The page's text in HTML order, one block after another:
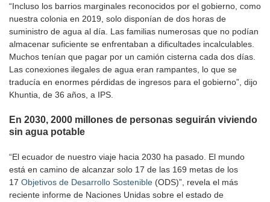
“Incluso los barrios marginales reconocidos por el gobierno, como
nuestra colonia en 2019, solo disponían de dos horas de
suministro de agua al día. Las familias numerosas que no podían
almacenar suficiente se enfrentaban a dificultades incalculables.
Muchos tenían que pagar por un camión cisterna cada dos días.
Las conexiones ilegales de agua eran rampantes, lo que se
traducía en enormes pérdidas de ingresos para el gobierno”, dijo
Khuntia, de 36 años, a IPS.
En 2030, 2000 millones de personas seguirán viviendo
sin agua potable
“El ecuador de nuestro viaje hacia 2030 ha pasado. El mundo
está en camino de alcanzar solo 17 de las 169 metas de los
17 Objetivos de Desarrollo Sostenible (ODS)”, revela el más
reciente informe de Naciones Unidas sobre el estado de